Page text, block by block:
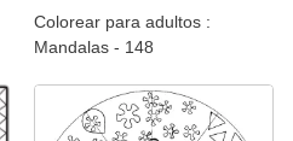
Colorear para adultos :
Mandalas - 148